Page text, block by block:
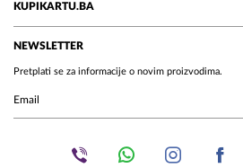
KUPIKARTU.BA
NEWSLETTER
Pretplati se za informacije o novim proizvodima.